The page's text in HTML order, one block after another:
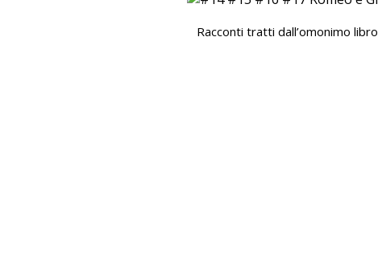
Racconti tratti dall’omonimo libro